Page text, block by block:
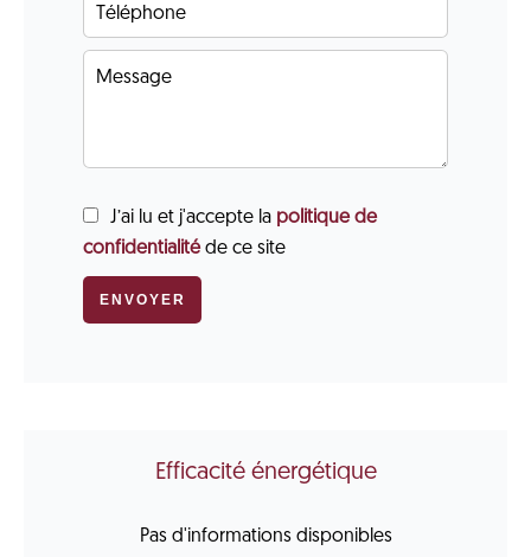
J’ai lu et j'accepte la politique de
confidentialitéde ce site
ENVOYER
Efficacité énergétique
Pas d'informations disponibles